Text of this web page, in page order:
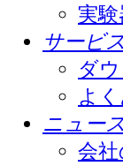
実
サービス
ダ
よ
ニュース
会